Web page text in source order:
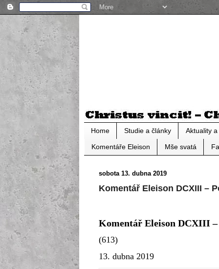
Home Studie a články Aktuality
Komentáře Eleison Mše svatá
sobota 13. dubna 2019
Komentář Eleison DCXIII –
Komentář Eleison DCXIII –
(613)
13. dubna 2019